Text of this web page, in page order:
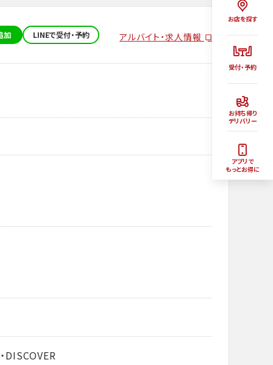
お店を探す
受付・予約
お持ち帰り
デリバリー
アプリで
もっとお得に
加 LINEで受付・予約 アルバイト・求人情報
DISCOVER